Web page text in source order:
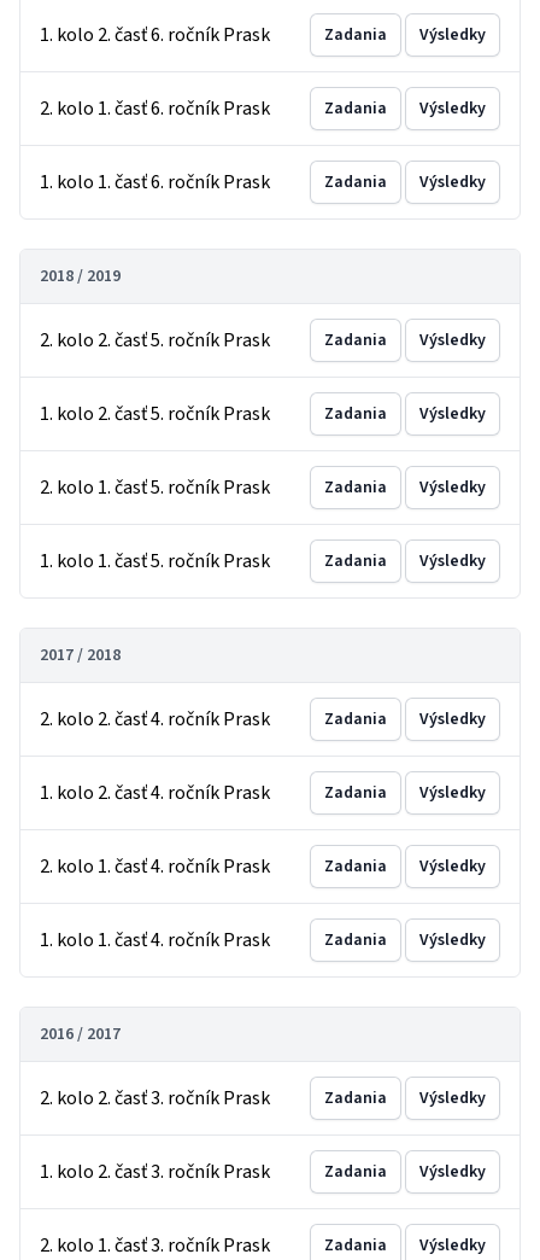
1. kolo 2. časť 6. ročník Prask Zadania Výsledky
2. kolo 1. časť 6. ročník Prask Zadania Výsledky
1. kolo 1. časť 6. ročník Prask Zadania Výsledky
2018 / 2019
2. kolo 2. časť 5. ročník Prask Zadania Výsledky
1. kolo 2. časť 5. ročník Prask Zadania Výsledky
2. kolo 1. časť 5. ročník Prask Zadania Výsledky
1. kolo 1. časť 5. ročník Prask Zadania Výsledky
2017 / 2018
2. kolo 2. časť 4. ročník Prask Zadania Výsledky
1. kolo 2. časť 4. ročník Prask Zadania Výsledky
2. kolo 1. časť 4. ročník Prask Zadania Výsledky
1. kolo 1. časť 4. ročník Prask Zadania Výsledky
2016 / 2017
2. kolo 2. časť 3. ročník Prask Zadania Výsledky
1. kolo 2. časť 3. ročník Prask Zadania Výsledky
2. kolo 1. časť 3. ročník Prask Zadania Výsledky